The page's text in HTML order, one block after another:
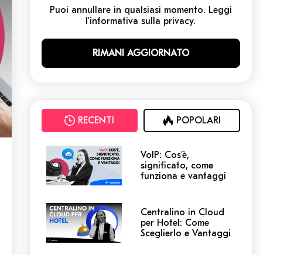
Puoi annullare in qualsiasi momento. Leggi
l'informativa sulla privacy.
RECENTI POPOLARI
VoIP: Cos'è,
significato, come
funziona e vantaggi
Centralino in Cloud
per Hotel: Come
Sceglierlo e Vantaggi